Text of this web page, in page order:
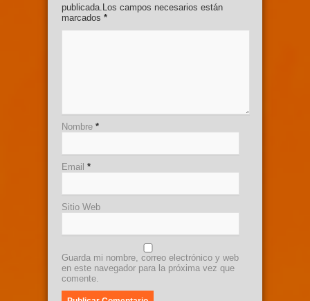
publicada.Los campos necesarios están
marcados *
Nombre *
Email *
Sitio Web
Guarda mi nombre, correo electrónico y web
en este navegador para la próxima vez que
comente.